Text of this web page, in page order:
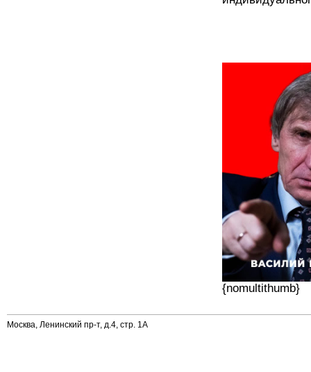
{nomultithumb}
Москва, Ленинский пр-т, д.4, стр. 1А